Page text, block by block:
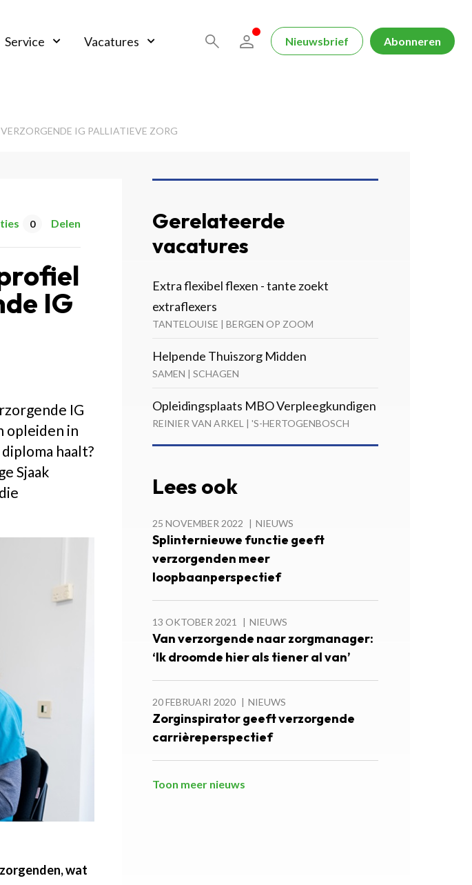
Service Vacatures Nieuwsbrief Abonneren
IG PALLIATIEVE ZORG
0 Delen
IG
IG
opleiden in
haalt?
Sjaak
wat
Gerelateerde
vacatures
Extra flexibel flexen - tante zoekt
extraflexers
TANTELOUISE | BERGEN OP ZOOM
Helpende Thuiszorg Midden
SAMEN | SCHAGEN
Opleidingsplaats MBO Verpleegkundigen
REINIER VAN ARKEL | 'S-HERTOGENBOSCH
Lees ook
25 NOVEMBER 2022 NIEUWS
Splinternieuwe functie geeft
verzorgenden meer
loopbaanperspectief
13 OKTOBER 2021 NIEUWS
Van verzorgende naar zorgmanager:
‘Ik droomde hier als tiener al van’
20 FEBRUARI 2020 NIEUWS
Zorginspirator geeft verzorgende
carrièreperspectief
Toon meer nieuws